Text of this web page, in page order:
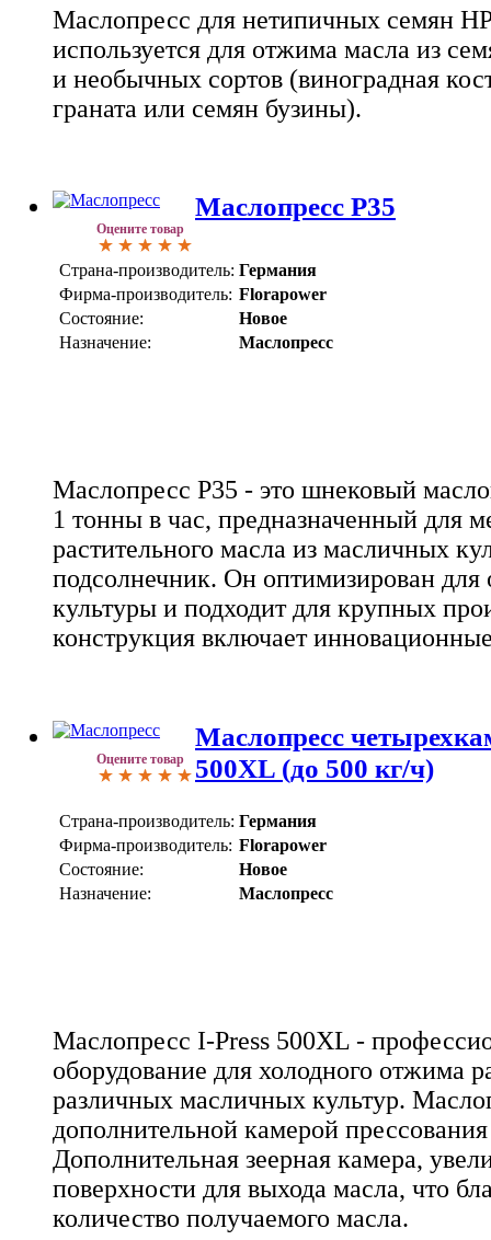
Маслопресс для нетипичных семян
используется для отжима масла из
и необычных сортов (виноградная
граната или семян бузины).
Оцените товар
Маслопресс P35
Страна-производитель: Германия
Фирма-производитель: Florapower
Состояние:
Новое
Назначение:
Маслопресс
Маслопресс P35 - это шнековый
1 тонны в час, предназначенный для
растительного масла из масличных
подсолнечник. Он оптимизирован для
культуры и подходит для крупных
конструкция включает
Оцените товар
Маслопресс
500XL (до 500 кг/ч)
Страна-производитель: Германия
Фирма-производитель: Florapower
Состояние:
Новое
Назначение:
Маслопресс
Маслопресс I-Press 500XL -
оборудование для холодного отжима
различных масличных культур.
дополнительной камерой
Дополнительная зеерная камера,
поверхности для выхода масла, что
количество получаемого масла.